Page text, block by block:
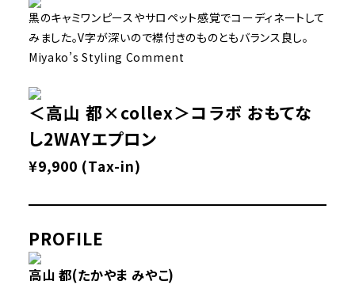
黒のキャミワンピースやサロペット感覚でコーディネートして
みました。V字が深いので襟付きのものともバランス良し。
Miyako’s Styling Comment
＜高山 都×collex＞コラボ おもてな
し2WAYエプロン
¥9,900 (Tax-in)
PROFILE
高山 都(たかやま みやこ)